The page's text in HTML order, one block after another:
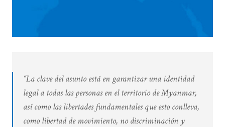
“La clave del asunto está en garantizar una identidad
legal a todas las personas en el territorio de Myanmar,
así como las libertades fundamentales que esto conlleva,
como libertad de movimiento, no discriminación y